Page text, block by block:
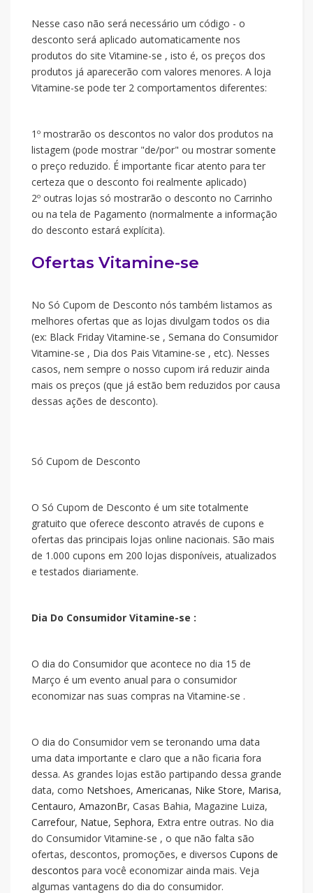
Nesse caso não será necessário um código - o
desconto será aplicado automaticamente nos
produtos do site Vitamine-se , isto é, os preços dos
produtos já aparecerão com valores menores. A loja
Vitamine-se pode ter 2 comportamentos diferentes:
1º mostrarão os descontos no valor dos produtos na
listagem (pode mostrar "de/por" ou mostrar somente
o preço reduzido. É importante ficar atento para ter
certeza que o desconto foi realmente aplicado)
2º outras lojas só mostrarão o desconto no Carrinho
ou na tela de Pagamento (normalmente a informação
do desconto estará explícita).
Ofertas Vitamine-se
No Só Cupom de Desconto nós também listamos as
melhores ofertas que as lojas divulgam todos os dia
(ex: Black Friday Vitamine-se , Semana do Consumidor
Vitamine-se , Dia dos Pais Vitamine-se , etc). Nesses
casos, nem sempre o nosso cupom irá reduzir ainda
mais os preços (que já estão bem reduzidos por causa
dessas ações de desconto).
Só Cupom de Desconto
O Só Cupom de Desconto é um site totalmente
gratuito que oferece desconto através de cupons e
ofertas das principais lojas online nacionais. São mais
de 1.000 cupons em 200 lojas disponíveis, atualizados
e testados diariamente.
Dia Do Consumidor Vitamine-se :
O dia do Consumidor que acontece no dia 15 de
Março é um evento anual para o consumidor
economizar nas suas compras na Vitamine-se .
O dia do Consumidor vem se teronando uma data
uma data importante e claro que a não ficaria fora
dessa. As grandes lojas estão partipando dessa grande
data, como Netshoes, Americanas, Nike Store, Marisa,
Centauro, AmazonBr, Casas Bahia, Magazine Luiza,
Carrefour, Natue, Sephora, Extra entre outras. No dia
do Consumidor Vitamine-se , o que não falta são
ofertas, descontos, promoções, e diversos Cupons de
descontos para você economizar ainda mais. Veja
algumas vantagens do dia do consumidor.